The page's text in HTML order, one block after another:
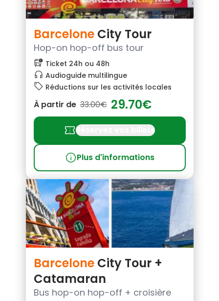
BarceloneCity Tour
Hop-on hop-off bus tour
bus_alert Ticket 24h ou 48h
headphones Audioguide multilingue
local_offer Réductions sur les activités locales
À partir de 33.00€ 29.70€
confirmation_numberRéservez vos billets
infoPlus d'informations
BarceloneCity Tour +
Catamaran
Bus hop-on hop-off + croisière